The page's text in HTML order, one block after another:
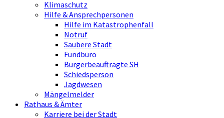
Klimaschutz
Hilfe & Ansprechpersonen
Hilfe im Katastrophenfall
Notruf
Saubere Stadt
Fundbüro
Bürgerbeauftragte SH
Schiedsperson
Jagdwesen
Mängelmelder
Rathaus & Ämter
Karriere bei der Stadt